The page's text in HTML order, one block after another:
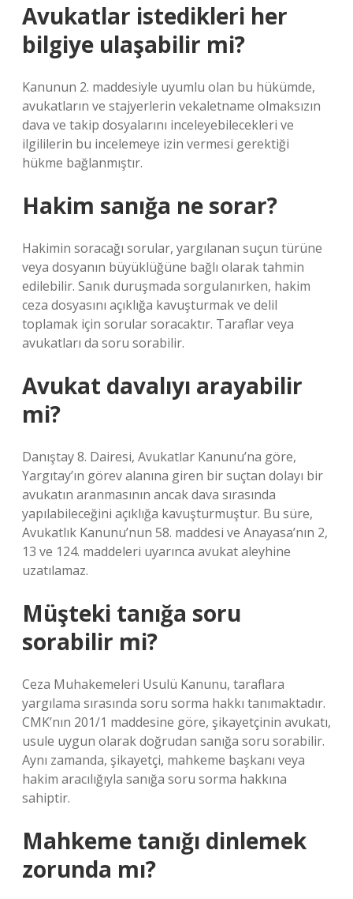
Avukatlar istedikleri her
bilgiye ulaşabilir mi?
Kanunun 2. maddesiyle uyumlu olan bu hükümde,
avukatların ve stajyerlerin vekaletname olmaksızın
dava ve takip dosyalarını inceleyebilecekleri ve
ilgililerin bu incelemeye izin vermesi gerektiği
hükme bağlanmıştır.
Hakim sanığa ne sorar?
Hakimin soracağı sorular, yargılanan suçun türüne
veya dosyanın büyüklüğüne bağlı olarak tahmin
edilebilir. Sanık duruşmada sorgulanırken, hakim
ceza dosyasını açıklığa kavuşturmak ve delil
toplamak için sorular soracaktır. Taraflar veya
avukatları da soru sorabilir.
Avukat davalıyı arayabilir
mi?
Danıştay 8. Dairesi, Avukatlar Kanunu’na göre,
Yargıtay’ın görev alanına giren bir suçtan dolayı bir
avukatın aranmasının ancak dava sırasında
yapılabileceğini açıklığa kavuşturmuştur. Bu süre,
Avukatlık Kanunu’nun 58. maddesi ve Anayasa’nın 2,
13 ve 124. maddeleri uyarınca avukat aleyhine
uzatılamaz.
Müşteki tanığa soru
sorabilir mi?
Ceza Muhakemeleri Usulü Kanunu, taraflara
yargılama sırasında soru sorma hakkı tanımaktadır.
CMK’nın 201/1 maddesine göre, şikayetçinin avukatı,
usule uygun olarak doğrudan sanığa soru sorabilir.
Aynı zamanda, şikayetçi, mahkeme başkanı veya
hakim aracılığıyla sanığa soru sorma hakkına
sahiptir.
Mahkeme tanığı dinlemek
zorunda mı?